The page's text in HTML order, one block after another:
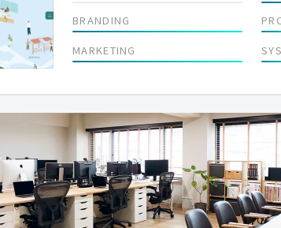
BRANDING
MARKETING